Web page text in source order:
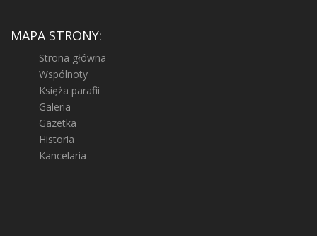
MAPA STRONY:
Strona główna
Wspólnoty
Księża parafii
Galeria
Gazetka
Historia
Kancelaria